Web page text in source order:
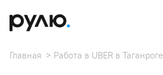
Главная Работа в UBER в Таганроге